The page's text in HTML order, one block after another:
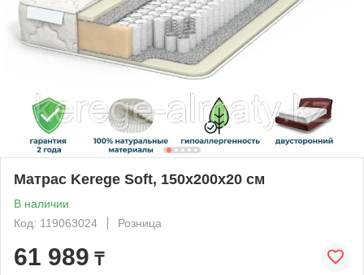
Матрас Kerege Soft, 150x200x20 см
В наличии
Код: 119063024
Розница
61 989 ₸